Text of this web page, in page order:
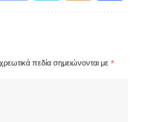
πεδία σημειώνονται με *